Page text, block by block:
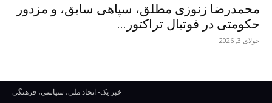
محمدرضا زنوزی مطلق، سپاهی سابق، و مزدور
حکومتی در فوتبال تراکتور...
جولای 3, 2026
خبر یک- اتحاد ملی، سیاسی، فرهنگی